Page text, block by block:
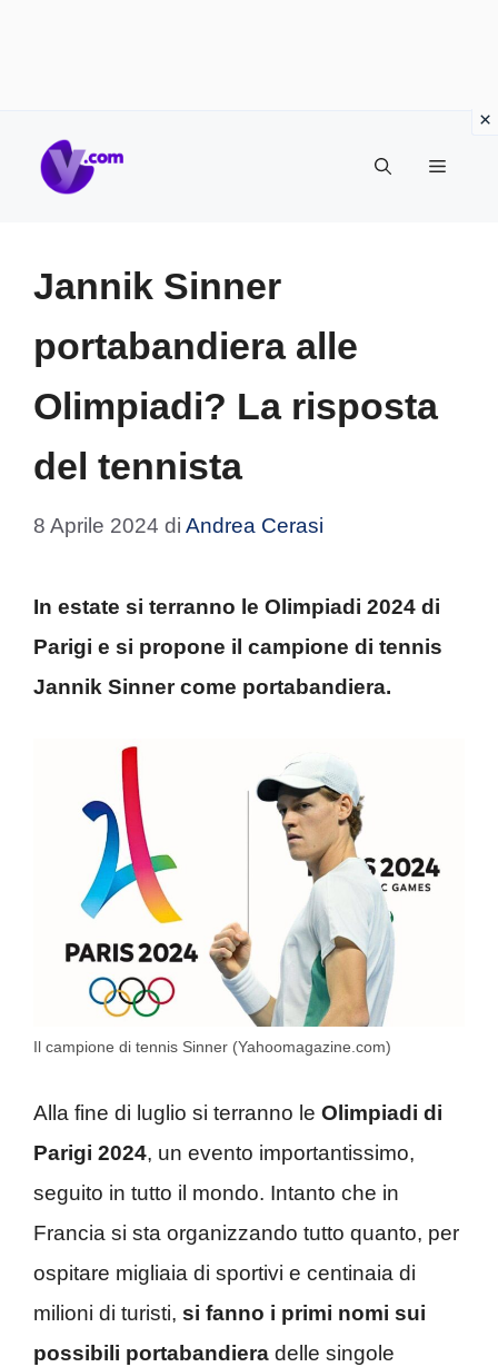
Menu
Jannik Sinner
portabandiera alle
Olimpiadi? La risposta
del tennista
8 Aprile 2024 di Andrea Cerasi
In estate si terranno le Olimpiadi 2024 di
Parigi e si propone il campione di tennis
Jannik Sinner come portabandiera.
Il campione di tennis Sinner (Yahoomagazine.com)
Alla fine di luglio si terranno le Olimpiadi di
Parigi 2024, un evento importantissimo,
seguito in tutto il mondo. Intanto che in
Francia si sta organizzando tutto quanto, per
ospitare migliaia di sportivi e centinaia di
milioni di turisti, si fanno i primi nomi sui
possibili portabandiera delle singole